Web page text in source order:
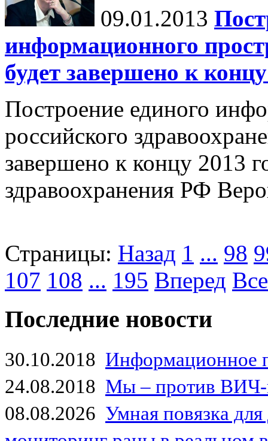
09.01.2013
информационного
будет завершено к
Построение единого
российского
завершено к концу 2013
здравоохранения РФ
Страницы: Назад 1 ... 98
107 108 ... 195 Вперед Все
Последние новости
30.10.2018 Информационное
24.08.2018 Мы – против
08.08.2026 Умная повязка